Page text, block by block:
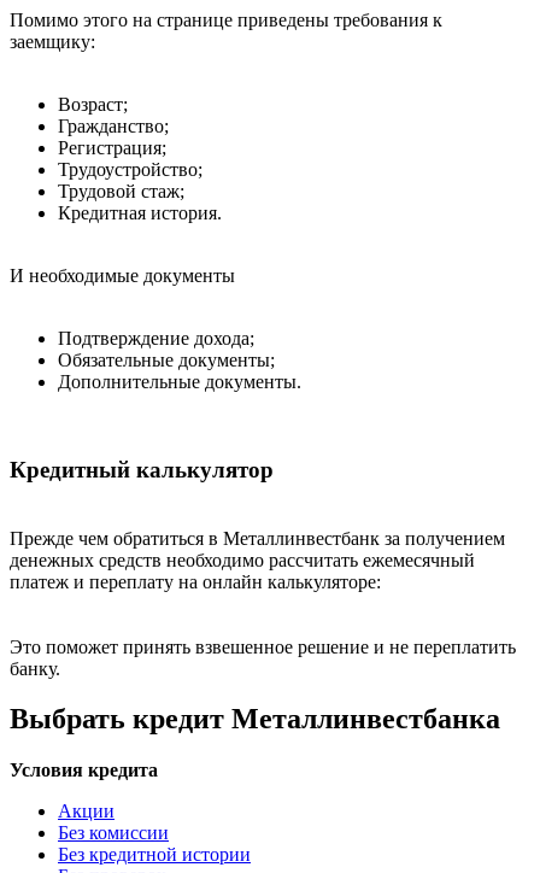
Помимо этого на странице приведены требования к
заемщику:
Возраст;
Гражданство;
Регистрация;
Трудоустройство;
Трудовой стаж;
Кредитная история.
И необходимые документы
Подтверждение дохода;
Обязательные документы;
Дополнительные документы.
Кредитный калькулятор
Прежде чем обратиться в Металлинвестбанк за получением
денежных средств необходимо рассчитать ежемесячный
платеж и переплату на онлайн калькуляторе:
Это поможет принять взвешенное решение и не переплатить
банку.
Выбрать кредит Металлинвестбанка
Условия кредита
Акции
Без комиссии
Без кредитной истории